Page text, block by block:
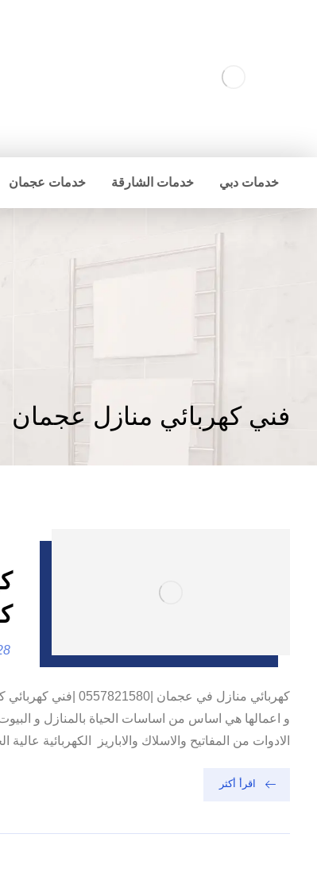
خدمات دبي خدمات الشارقة خدمات عجمان
فني كهربائي منازل عجمان
28
كهربائي منازل في
و اعمالها هي اساس من اساسات الحياة بالمنازل و
الادوات من المفاتيح والاسلاك والاباريز الكهربائية
اقرأ أكثر